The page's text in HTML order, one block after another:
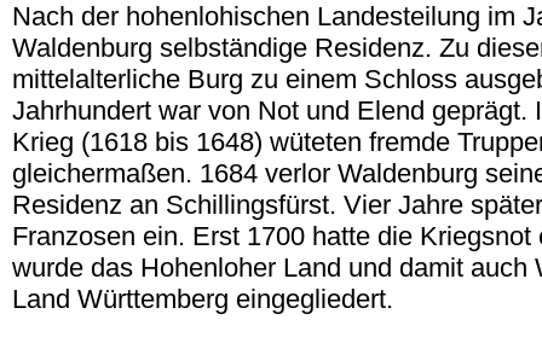
Nach der hohenlohischen Landesteilung im
Waldenburg selbständige Residenz. Zu
mittelalterliche Burg zu einem Schloss
Jahrhundert war von Not und Elend geprägt.
Krieg (1618 bis 1648) wüteten fremde
gleichermaßen. 1684 verlor Waldenburg
Residenz an Schillingsfürst. Vier Jahre
Franzosen ein. Erst 1700 hatte die Kriegsnot
wurde das Hohenloher Land und damit auch
Land Württemberg eingegliedert.